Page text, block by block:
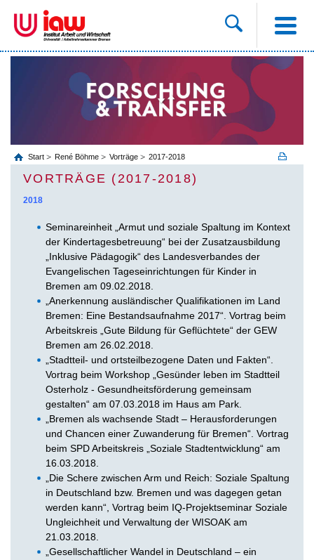
Start René Böhme Vorträge 2017-2018
VORTRÄGE (2017-2018)
2018
Seminareinheit „Armut und soziale Spaltung im Kontext
der Kindertagesbetreuung“ bei der Zusatzausbildung
„Inklusive Pädagogik“ des Landesverbandes der
Evangelischen Tageseinrichtungen für Kinder in
Bremen am 09.02.2018.
„Anerkennung ausländischer Qualifikationen im Land
Bremen: Eine Bestandsaufnahme 2017“. Vortrag beim
Arbeitskreis „Gute Bildung für Geflüchtete“ der GEW
Bremen am 26.02.2018.
„Stadtteil- und ortsteilbezogene Daten und Fakten“.
Vortrag beim Workshop „Gesünder leben im Stadtteil
Osterholz - Gesundheitsförderung gemeinsam
gestalten“ am 07.03.2018 im Haus am Park.
„Bremen als wachsende Stadt – Herausforderungen
und Chancen einer Zuwanderung für Bremen“. Vortrag
beim SPD Arbeitskreis „Soziale Stadtentwicklung“ am
16.03.2018.
„Die Schere zwischen Arm und Reich: Soziale Spaltung
in Deutschland bzw. Bremen und was dagegen getan
werden kann“, Vortrag beim IQ-Projektseminar Soziale
Ungleichheit und Verwaltung der WISOAK am
21.03.2018.
„Gesellschaftlicher Wandel in Deutschland – ein